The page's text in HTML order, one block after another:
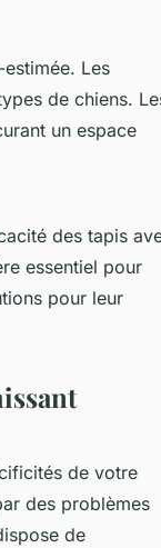
Les
de chiens.
un espace
des tapis
essentiel pour
pour leur
de votre
des problèmes
de